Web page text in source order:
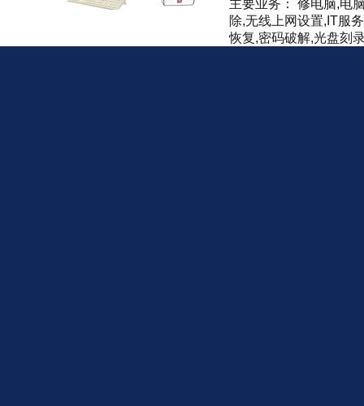
主要业务： 修电脑,电
除,无线上网设置,IT服
恢复,密码破解,光盘刻